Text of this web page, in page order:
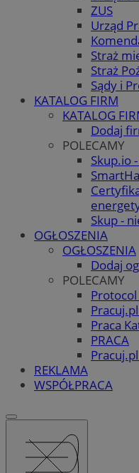
ZUS
Urząd
Straż
Straż
Sądy i
KATALOG FIRM
KATALOG
Dodaj
POLECAMY
Skup.io
Skup -
OGŁOSZENIA
OGŁOSZENIA
Dodaj
POLECAMY
Protocol
Praca
PRACA
REKLAMA
WSPÓŁPRACA